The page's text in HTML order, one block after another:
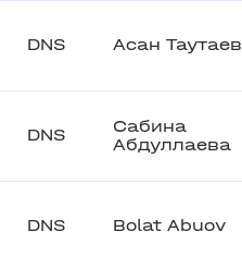
DNS Асан Таутаев
DNS
Сабина
Абдуллаева
DNS Bolat Abuov